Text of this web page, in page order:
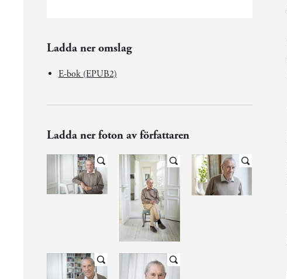
Ladda ner omslag
E-bok (EPUB2)
Ladda ner foton av författaren